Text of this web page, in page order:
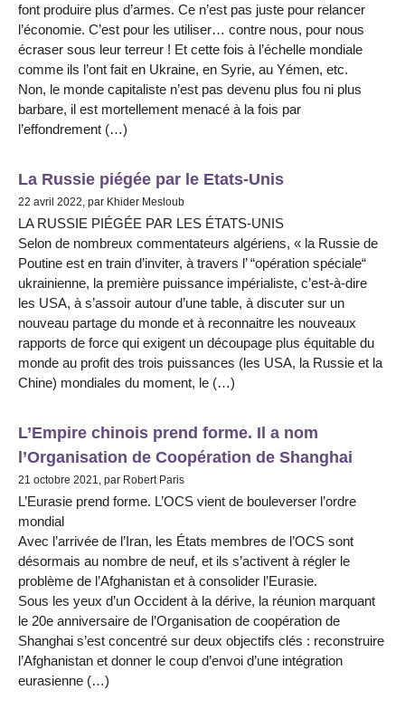
font produire plus d’armes. Ce n’est pas juste pour relancer
l’économie. C’est pour les utiliser… contre nous, pour nous
écraser sous leur terreur ! Et cette fois à l’échelle mondiale
comme ils l’ont fait en Ukraine, en Syrie, au Yémen, etc.
Non, le monde capitaliste n’est pas devenu plus fou ni plus
barbare, il est mortellement menacé à la fois par
l’effondrement (…)
La Russie piégée par le Etats-Unis
22 avril 2022, par Khider Mesloub
LA RUSSIE PIÉGÉE PAR LES ÉTATS-UNIS
Selon de nombreux commentateurs algériens, « la Russie de
Poutine est en train d’inviter, à travers l’ “opération spéciale“
ukrainienne, la première puissance impérialiste, c’est-à-dire
les USA, à s’assoir autour d’une table, à discuter sur un
nouveau partage du monde et à reconnaitre les nouveaux
rapports de force qui exigent un découpage plus équitable du
monde au profit des trois puissances (les USA, la Russie et la
Chine) mondiales du moment, le (…)
L’Empire chinois prend forme. Il a nom
l’Organisation de Coopération de Shanghai
21 octobre 2021, par Robert Paris
L’Eurasie prend forme. L’OCS vient de bouleverser l’ordre
mondial
Avec l’arrivée de l’Iran, les États membres de l’OCS sont
désormais au nombre de neuf, et ils s’activent à régler le
problème de l’Afghanistan et à consolider l’Eurasie.
Sous les yeux d’un Occident à la dérive, la réunion marquant
le 20e anniversaire de l’Organisation de coopération de
Shanghai s’est concentré sur deux objectifs clés : reconstruire
l’Afghanistan et donner le coup d’envoi d’une intégration
eurasienne (…)